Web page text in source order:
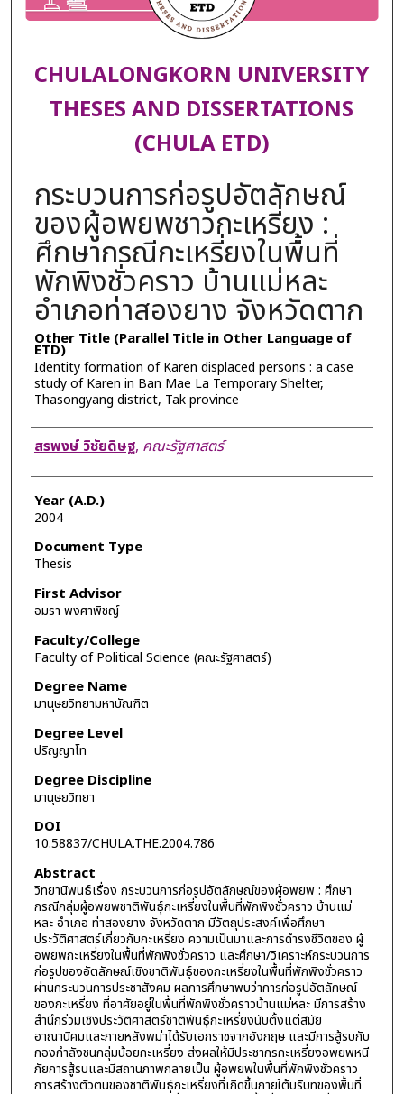
CHULALONGKORN UNIVERSITY
THESES AND DISSERTATIONS
(CHULA ETD)
กระบวนการก่อรูปอัตลักษณ์
ของผู้อพยพชาวกะเหรี่ยง :
ศึกษากรณีกะเหรี่ยงในพื้นที่
พักพิงชั่วคราว บ้านแม่หละ
อำเภอท่าสองยาง จังหวัดตาก
Other Title (Parallel Title in Other Language of
ETD)
Identity formation of Karen displaced persons : a case
study of Karen in Ban Mae La Temporary Shelter,
Thasongyang district, Tak province
Author
สรพงษ์ วิชัยดิษฐ, คณะรัฐศาสตร์
Year (A.D.)
2004
Document Type
Thesis
First Advisor
อมรา พงศาพิชญ์
Faculty/College
Faculty of Political Science (คณะรัฐศาสตร์)
Degree Name
มานุษยวิทยามหาบัณฑิต
Degree Level
ปริญญาโท
Degree Discipline
มานุษยวิทยา
DOI
10.58837/CHULA.THE.2004.786
Abstract
วิทยานิพนธ์เรื่อง กระบวนการก่อรูปอัตลักษณ์ของผู้อพยพ : ศึกษา
กรณีกลุ่มผู้อพยพชาติพันธุ์กะเหรี่ยงในพื้นที่พักพิงชั่วคราว บ้านแม่
หละ อำเภอ ท่าสองยาง จังหวัดตาก มีวัตถุประสงค์เพื่อศึกษา
ประวัติศาสตร์เกี่ยวกับกะเหรี่ยง ความเป็นมาและการดำรงชีวิตของ ผู้
อพยพกะเหรี่ยงในพื้นที่พักพิงชั่วคราว และศึกษา/วิเคราะห์กระบวนการ
ก่อรูปของอัตลักษณ์เชิงชาติพันธุ์ของกะเหรี่ยงในพื้นที่พักพิงชั่วคราว
ผ่านกระบวนการประชาสังคม ผลการศึกษาพบว่าการก่อรูปอัตลักษณ์
ของกะเหรี่ยง ที่อาศัยอยู่ในพื้นที่พักพิงชั่วคราวบ้านแม่หละ มีการสร้าง
สำนึกร่วมเชิงประวัติศาสตร์ชาติพันธุ์กะเหรี่ยงนับตั้งแต่สมัย
อาณานิคมและภายหลังพม่าได้รับเอกราชจากอังกฤษ และมีการสู้รบกับ
กองกำลังชนกลุ่มน้อยกะเหรี่ยง ส่งผลให้มีประชากรกะเหรี่ยงอพยพหนี
ภัยการสู้รบและมีสถานภาพกลายเป็น ผู้อพยพในพื้นที่พักพิงชั่วคราว
การสร้างตัวตนของชาติพันธุ์กะเหรี่ยงที่เกิดขึ้นภายใต้บริบทของพื้นที่